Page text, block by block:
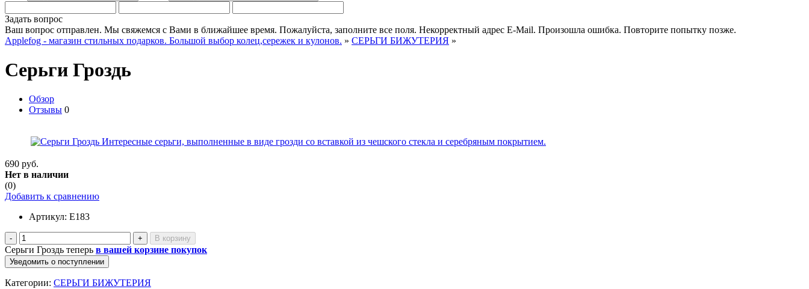
Задать вопрос
Ваш вопрос отправлен. Мы свяжемся с Вами в ближайшее время. Пожалуйста, заполните все поля. Некорректный адрес E-Mail. Произошла ошибка. Повторите попытку позже.
Applefog - магазин стильных подарков. Большой выбор колец,сережек и кулонов. » СЕРЬГИ БИЖУТЕРИЯ »
Серьги Гроздь
Обзор
Отзывы 0
690 руб.
Нет в наличии
(0)
Добавить к сравнению
Артикул: E183
- +
Серьги Гроздь теперь в вашей корзине покупок
Уведомить о поступлении
Категории: СЕРЬГИ БИЖУТЕРИЯ